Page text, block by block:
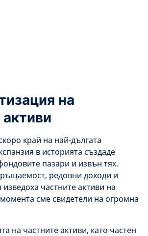
на
край на най-дългата
в историята създаде
пазари и извън тях.
редовни доходи и
частните активи на
сме свидетели на огромна
на частните активи, като частен